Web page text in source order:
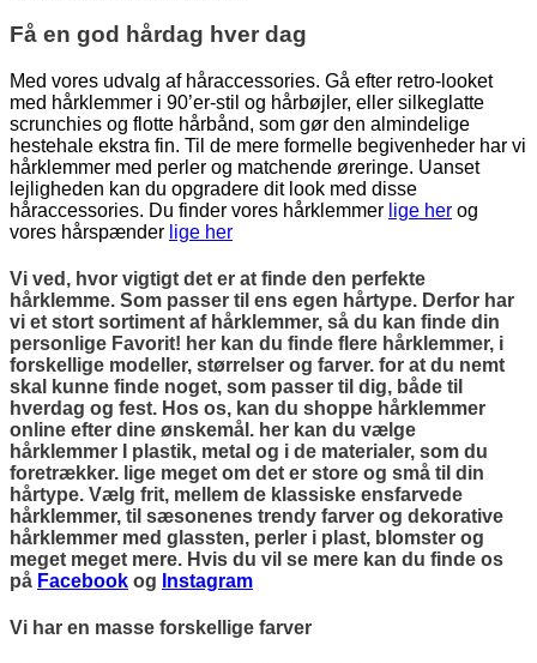
Få en god hårdag hver dag
Med vores udvalg af håraccessories. Gå efter retro-looket
med hårklemmer i 90’er-stil og hårbøjler, eller silkeglatte
scrunchies og flotte hårbånd, som gør den almindelige
hestehale ekstra fin. Til de mere formelle begivenheder har vi
hårklemmer med perler og matchende øreringe. Uanset
lejligheden kan du opgradere dit look med disse
håraccessories. Du finder vores hårklemmer lige her og
vores hårspænder lige her
Vi ved, hvor vigtigt det er at finde den perfekte
hårklemme. Som passer til ens egen hårtype. Derfor har
vi et stort sortiment af hårklemmer, så du kan finde din
personlige Favorit! her kan du finde flere hårklemmer, i
forskellige modeller, størrelser og farver. for at du nemt
skal kunne finde noget, som passer til dig, både til
hverdag og fest. Hos os, kan du shoppe hårklemmer
online efter dine ønskemål. her kan du vælge
hårklemmer I plastik, metal og i de materialer, som du
foretrækker. lige meget om det er store og små til din
hårtype. Vælg frit, mellem de klassiske ensfarvede
hårklemmer, til sæsonenes trendy farver og dekorative
hårklemmer med glassten, perler i plast, blomster og
meget meget mere. Hvis du vil se mere kan du finde os
på Facebook og Instagram
Vi har en masse forskellige farver